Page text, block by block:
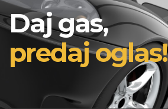
Daj gas,
predaj oglas!